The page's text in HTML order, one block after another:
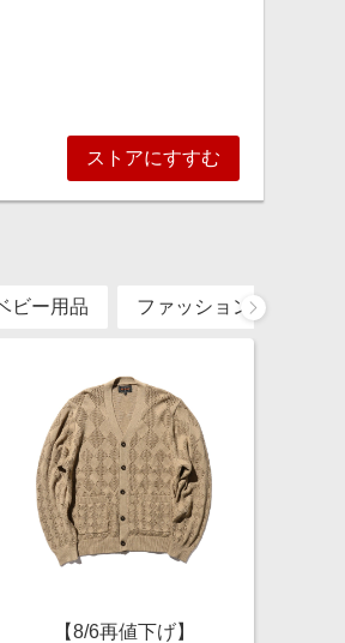
ストアにすすむ
ビー用品 ファッション
【8/6再値下げ】